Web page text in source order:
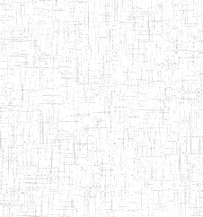
01/08/2014 ENIEG
03/10/2012 ENIEG